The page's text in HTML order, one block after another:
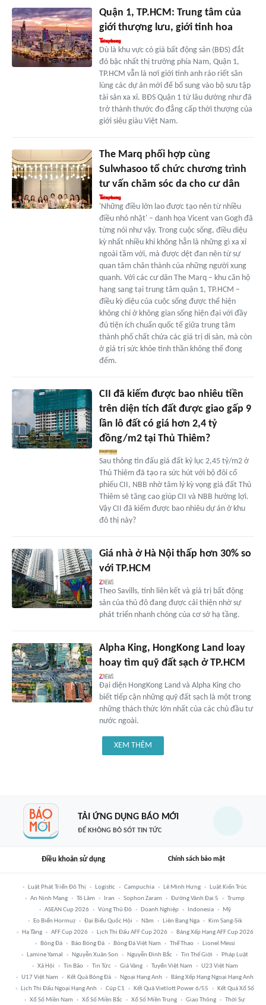
Quận 1, TP.HCM: Trung tâm của
giới thượng lưu, giới tinh hoa
Dù là khu vực có giá bất động sản (BĐS) đắt
đỏ bậc nhất thị trường phía Nam, Quận 1,
TP.HCM vẫn là nơi giới tinh anh ráo riết săn
lùng các dự án mới để bổ sung vào bộ sưu tập
tài sản xa xỉ. BĐS Quận 1 từ lâu dường như đã
trở thành thước đo đẳng cấp thời thượng của
giới siêu giàu Việt Nam.
The Marq phối hợp cùng
Sulwhasoo tổ chức chương trình
tư vấn chăm sóc da cho cư dân
'Những điều lớn lao được tạo nên từ nhiều
điều nhỏ nhặt' – danh họa Vicent van Gogh đã
từng nói như vậy. Trong cuộc sống, điều diệu
kỳ nhất nhiều khi không hẳn là những gì xa xỉ
ngoài tầm với, mà được dệt đan nên từ sự
quan tâm chân thành của những người xung
quanh. Với các cư dân The Marq – khu căn hộ
hạng sang tại trung tâm quận 1, TP.HCM –
điều kỳ diệu của cuộc sống được thể hiện
không chỉ ở không gian sống hiện đại với đầy
đủ tiện ích chuẩn quốc tế giữa trung tâm
thành phố chất chứa các giá trị di sản, mà còn
ở giá trị sức khỏe tinh thần không thể đong
đếm.
CII đã kiếm được bao nhiêu tiền
trên diện tích đất được giao gấp 9
lần lô đất có giá hơn 2,4 tỷ
đồng/m2 tại Thủ Thiêm?
Sau thông tin đấu giá đất kỷ lục 2,45 tỷ/m2 ở
Thủ Thiêm đã tạo ra sức hút với bộ đôi cổ
phiếu CII, NBB nhờ tâm lý kỳ vọng giá đất Thủ
Thiêm sẽ tăng cao giúp CII và NBB hưởng lợi.
Vậy CII đã kiếm được bao nhiêu dự án ở khu
đô thị này?
Giá nhà ở Hà Nội thấp hơn 30% so
với TP.HCM
Theo Savills, tính liên kết và giá trị bất động
sản của thủ đô đang được cải thiện nhờ sự
phát triển nhanh chóng của cơ sở hạ tầng.
Alpha King, HongKong Land loay
hoay tìm quỹ đất sạch ở TP.HCM
Đại diện HongKong Land và Alpha King cho
biết tiếp cận những quỹ đất sạch là một trong
những thách thức lớn nhất của các chủ đầu tư
nước ngoài.
XEM THÊM
TẢI ỨNG DỤNG BÁO MỚI
ĐỂ KHÔNG BỎ SÓT TIN TỨC
Điều khoản sử dụng Chính sách bảo mật
Luật Phát Triển Đô Thị Logistic Campuchia Lê Minh Hưng
Luật Kiến Trúc
An Ninh Mạng
Tô Lâm Iran Sophon Zaram Đường Vành Đai 5
Trump
ASEAN Cup 2026
Vùng Thủ Đô Doanh Nghiệp Indonesia
Mỹ
Eo Biển Hormuz
Đại Biểu Quốc Hội Năm Liên Bang Nga
Kim Sang-Sik
Hạ Tầng
AFF Cup 2026 Lịch Thi Đấu AFF Cup 2026
Bảng Xếp Hạng AFF Cup 2026
Bóng Đá
Báo Bóng Đá Bóng Đá Việt Nam Thể Thao
Lionel Messi
Lamine Yamal
Nguyễn Xuân Son Nguyễn Đình Bắc Tin Thế Giới
Pháp Luật
Xã Hội
Tin Bão Tin Tức Giá Vàng Tuyển Việt Nam
U23 Việt Nam
U17 Việt Nam
Kết Quả Bóng Đá Ngoại Hạng Anh
Bảng Xếp Hạng Ngoại Hạng Anh
Lịch Thi Đấu Ngoại Hạng Anh
Cúp C1 Kết Quả Vietlott Power 6/55
Kết Quả Xổ Số
Xổ Số Miền Nam
Xổ Số Miền Bắc Xổ Số Miền Trung Giao Thông Thời Sự